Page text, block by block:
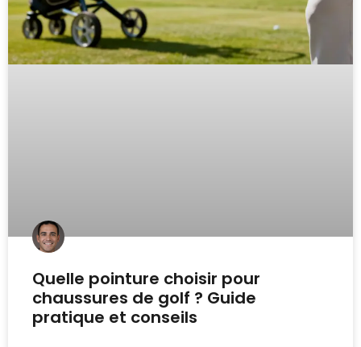
Quelle pointure choisir pour
chaussures de golf ? Guide
pratique et conseils